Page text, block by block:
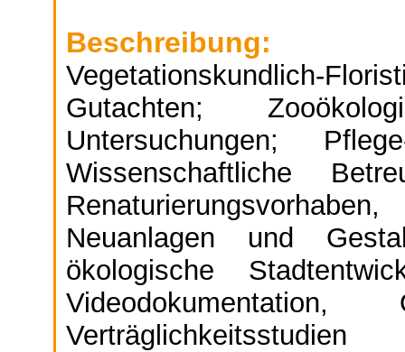
Beschreibung:
Vegetationskundlich-
Gutachten;
Untersuchungen;
Wissenschaftliche
Neuanlagen und
ökologische
Videodokumentation,
Verträglichkeitsstudien